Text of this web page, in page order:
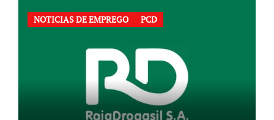
NOTICIAS DE EMPREGO PCD